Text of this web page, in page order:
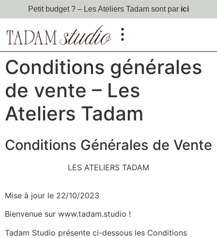
Petit budget ? – Les Ateliers Tadam sont par ici
Conditions générales
de vente – Les
Ateliers Tadam
Conditions Générales de Vente
LES ATELIERS TADAM
Mise à jour le 22/10/2023
Bienvenue sur www.tadam.studio !
Tadam Studio présente ci-dessous les Conditions